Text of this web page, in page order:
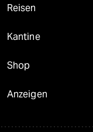
Reisen
Kantine
Shop
Anzeigen